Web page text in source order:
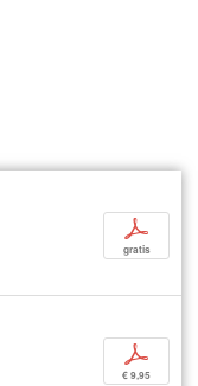
p
gratis
p
€ 9,95